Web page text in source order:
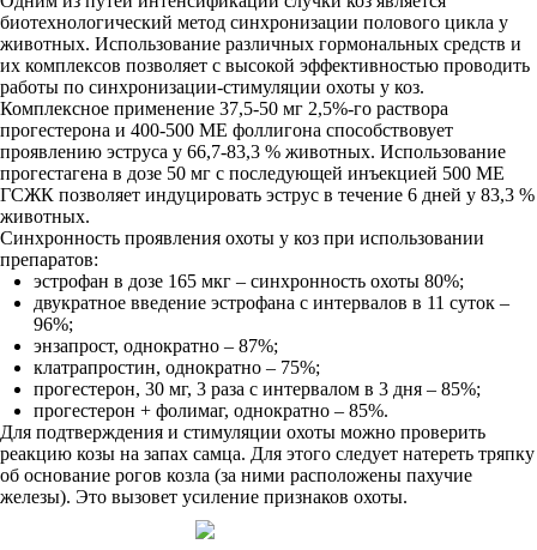
биотехнологический метод синхронизации полового цикла у
животных. Использование различных гормональных средств и
их комплексов позволяет с высокой эффективностью проводить
работы по синхронизации-стимуляции охоты у коз.
Комплексное применение 37,5-50 мг 2,5%-го раствора
прогестерона и 400-500 МЕ фоллигона способствовует
проявлению эструса у 66,7-83,3 % животных. Использование
прогестагена в дозе 50 мг с последующей инъекцией 500 МЕ
ГСЖК позволяет индуцировать эструс в течение 6 дней у 83,3 %
животных.
Синхронность проявления охоты у коз при использовании
препаратов:
эстрофан в дозе 165 мкг – синхронность охоты 80%;
двукратное введение эстрофана с интервалов в 11 суток –
96%;
энзапрост, однократно – 87%;
клатрапростин, однократно – 75%;
прогестерон, 30 мг, 3 раза с интервалом в 3 дня – 85%;
прогестерон + фолимаг, однократно – 85%.
Для подтверждения и стимуляции охоты можно проверить
реакцию козы на запах самца. Для этого следует натереть тряпку
об основание рогов козла (за ними расположены пахучие
железы). Это вызовет усиление признаков охоты.